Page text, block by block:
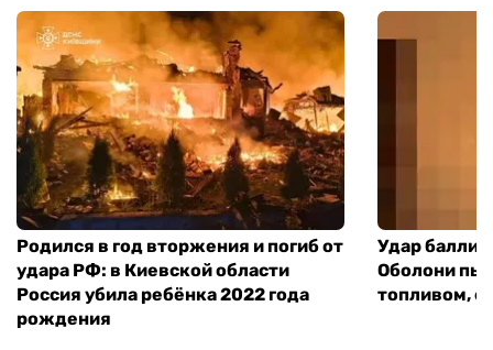
Родился в год вторжения и погиб от
удара РФ: в Киевской области
Россия убила ребёнка 2022 года
рождения
Удар
Оболони
топливом,